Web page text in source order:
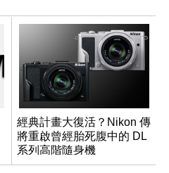
經典計畫大復活？Nikon 傳
將重啟曾經胎死腹中的 DL
系列高階隨身機